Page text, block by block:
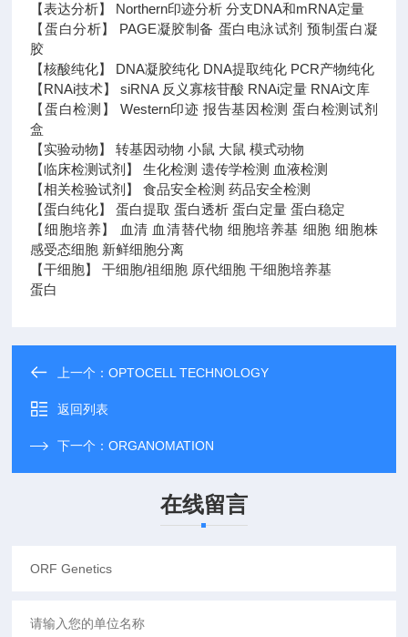
【表达分析】 Northern印迹分析 分支DNA和mRNA定量
【蛋白分析】 PAGE凝胶制备 蛋白电泳试剂 预制蛋白凝
胶
【核酸纯化】 DNA凝胶纯化 DNA提取纯化 PCR产物纯化
【RNAi技术】 siRNA 反义寡核苷酸 RNAi定量 RNAi文库
【蛋白检测】 Western印迹 报告基因检测 蛋白检测试剂
盒
【实验动物】 转基因动物 小鼠 大鼠 模式动物
【临床检测试剂】 生化检测 遗传学检测 血液检测
【相关检验试剂】 食品安全检测 药品安全检测
【蛋白纯化】 蛋白提取 蛋白透析 蛋白定量 蛋白稳定
【细胞培养】 血清 血清替代物 细胞培养基 细胞 细胞株
感受态细胞 新鲜细胞分离
【干细胞】 干细胞/祖细胞 原代细胞 干细胞培养基
蛋白
上一个：OPTOCELL TECHNOLOGY
返回列表
下一个：ORGANOMATION
在线留言